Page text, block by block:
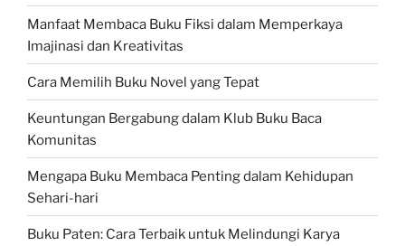
Manfaat Membaca Buku Fiksi dalam Memperkaya
Imajinasi dan Kreativitas
Cara Memilih Buku Novel yang Tepat
Keuntungan Bergabung dalam Klub Buku Baca
Komunitas
Mengapa Buku Membaca Penting dalam Kehidupan
Sehari-hari
Buku Paten: Cara Terbaik untuk Melindungi Karya